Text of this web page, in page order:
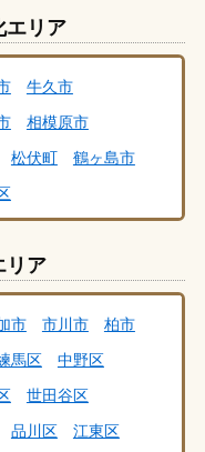
エリア
牛久市
相模原市
松伏町
鶴ヶ島市
さいたま市浦和区
区
秩父市
伊奈町
吉川市
和光市
蕨市
富士見市
坂戸市
志木市
リア
市 市川市
柏市
馬区
中野区
世田谷区
品川区
江東区